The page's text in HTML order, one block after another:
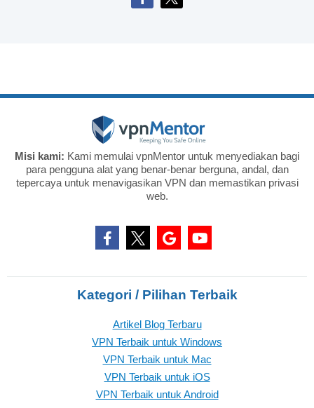
Misi kami: Kami memulai vpnMentor untuk menyediakan bagi
para pengguna alat yang benar-benar berguna, andal, dan
tepercaya untuk menavigasikan VPN dan memastikan privasi
web.
Kategori / Pilihan Terbaik
Artikel Blog Terbaru
VPN Terbaik untuk Windows
VPN Terbaik untuk Mac
VPN Terbaik untuk iOS
VPN Terbaik untuk Android